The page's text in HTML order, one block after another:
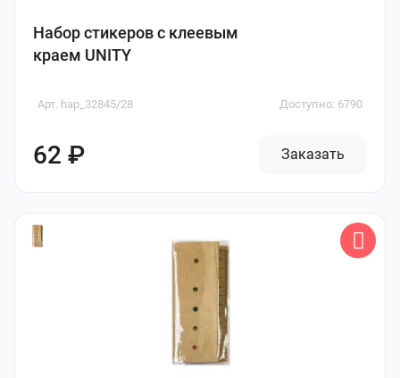
Набор стикеров с клеевым
краем UNITY
Арт. hap_32845/28 Доступно: 6790
62 ₽ Заказать